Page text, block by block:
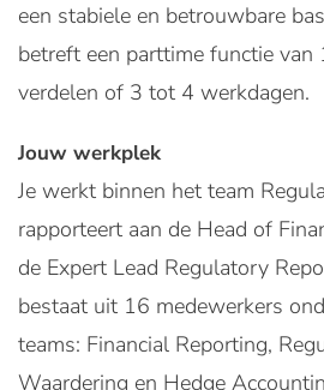
een stabiele en betrouwbare
betreft een parttime functie van
verdelen of 3 tot 4 werkdagen.
Jouw werkplek
Je werkt binnen het team
rapporteert aan de Head of
de Expert Lead Regulatory
bestaat uit 16 medewerkers
teams: Financial Reporting,
Waardering en Hedge